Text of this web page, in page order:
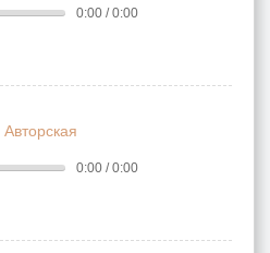
0:00 / 0:00
Авторская
0:00 / 0:00